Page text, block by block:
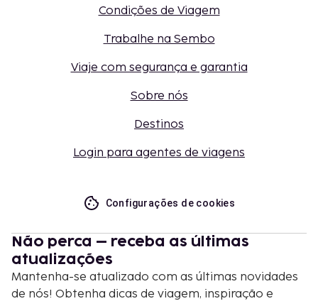
Condições de Viagem
Trabalhe na Sembo
Viaje com segurança e garantia
Sobre nós
Destinos
Login para agentes de viagens
Configurações de cookies
Não perca – receba as últimas
atualizações
Mantenha-se atualizado com as últimas novidades
de nós! Obtenha dicas de viagem, inspiração e